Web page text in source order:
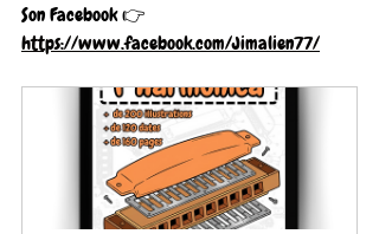
Son Facebook 👉
https://www.facebook.com/Jimalien77/